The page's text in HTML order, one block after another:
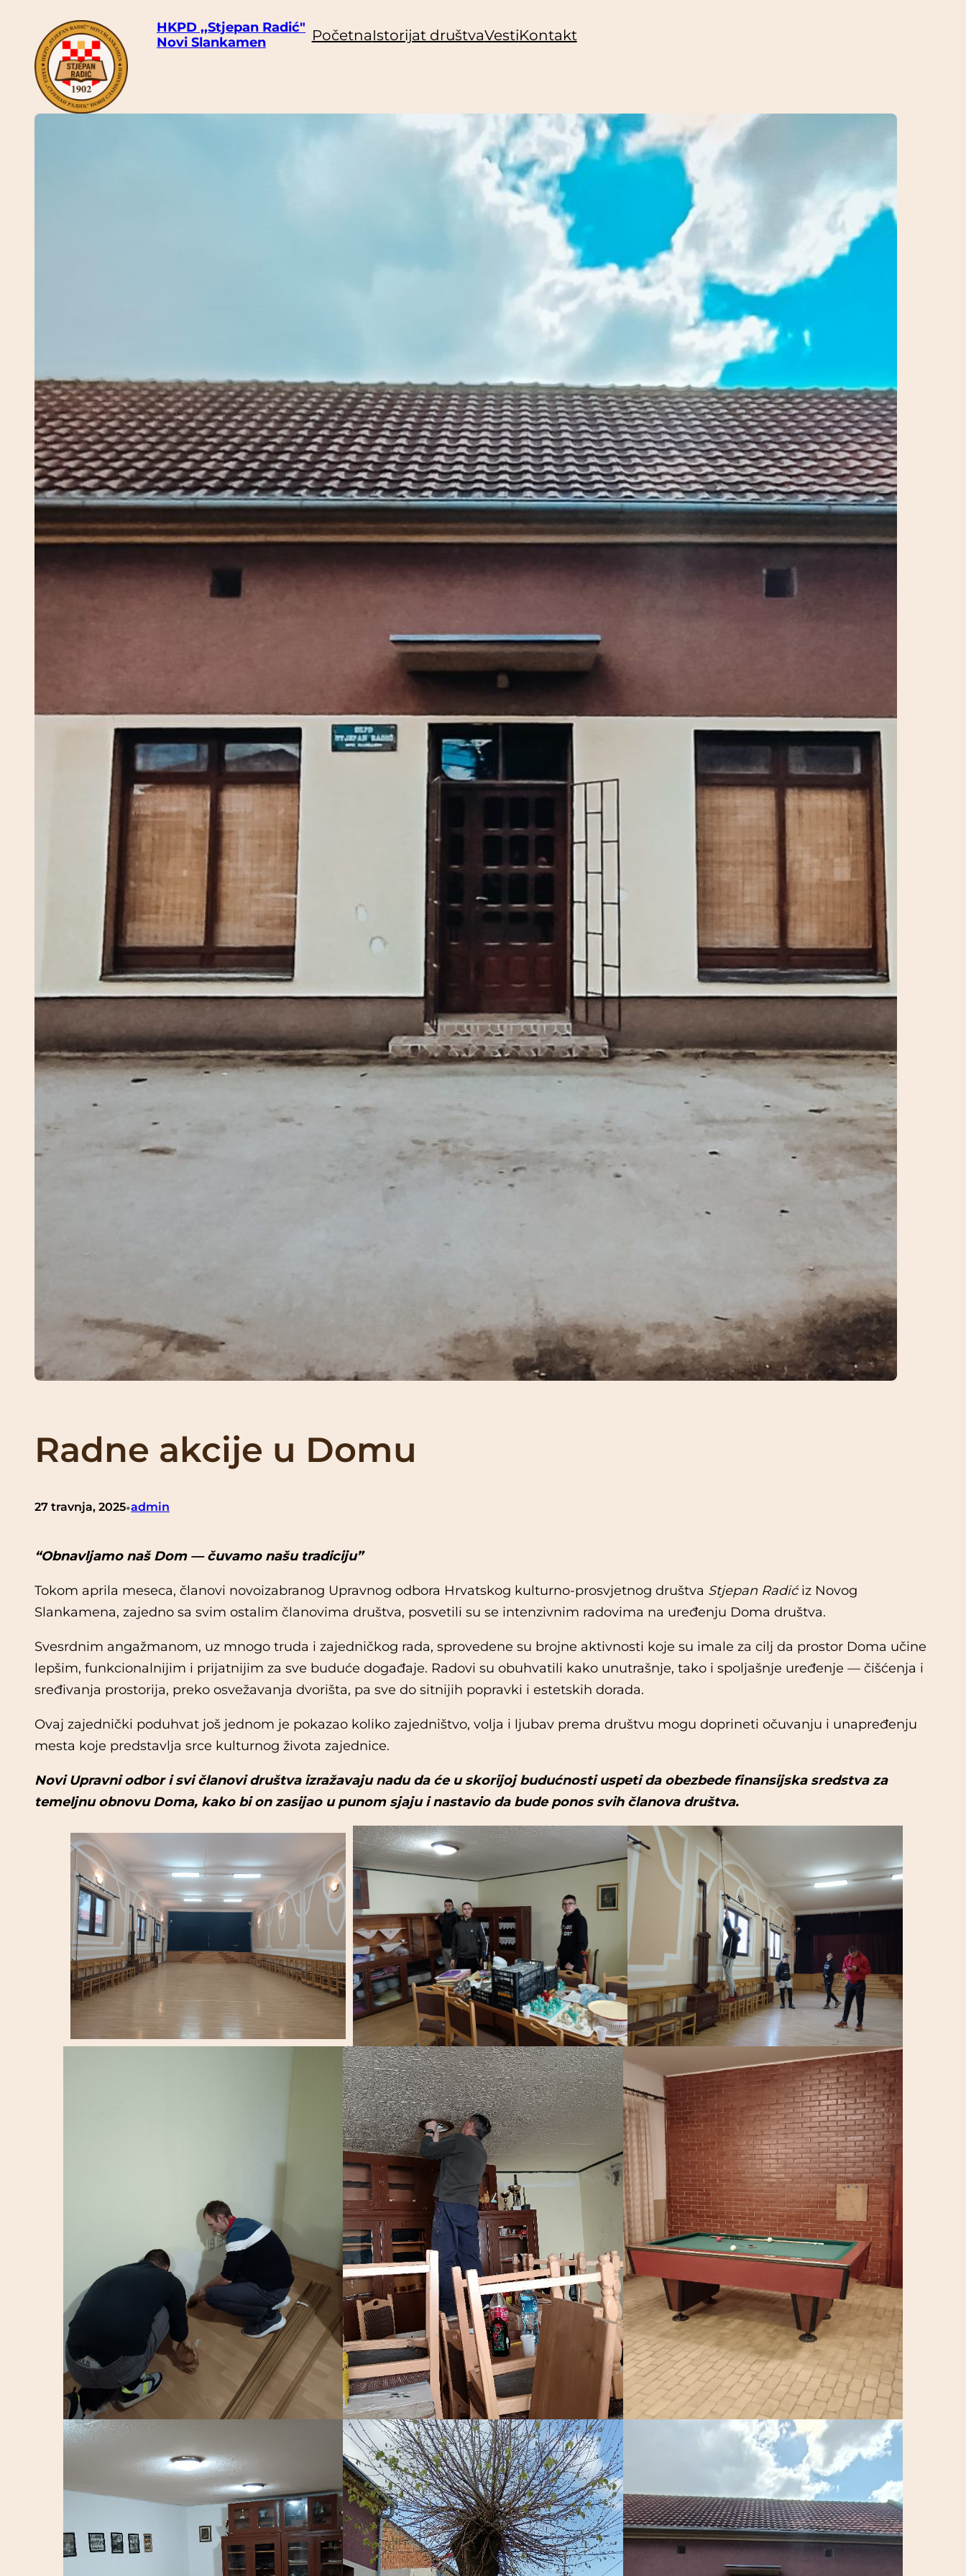
sadržaja
HKPD ,,Stjepan Radić"
Novi Slankamen
PočetnaIstorijat društvaVestiKontakt
Radne akcije u Domu
27 travnja, 2025•admin
“Obnavljamo naš Dom — čuvamo našu tradiciju”
Tokom aprila meseca, članovi novoizabranog Upravnog odbora Hrvatskog kulturno-prosvjetnog društva Stjepan Radićiz Novog
Slankamena, zajedno sa svim ostalim članovima društva, posvetili su se intenzivnim radovima na uređenju Doma društva.
Svesrdnim angažmanom, uz mnogo truda i zajedničkog rada, sprovedene su brojne aktivnosti koje su imale za cilj da prostor Doma učine
lepšim, funkcionalnijim i prijatnijim za sve buduće događaje. Radovi su obuhvatili kako unutrašnje, tako i spoljašnje uređenje — čišćenja i
sređivanja prostorija, preko osvežavanja dvorišta, pa sve do sitnijih popravki i estetskih dorada.
Ovaj zajednički poduhvat još jednom je pokazao koliko zajedništvo, volja i ljubav prema društvu mogu doprineti očuvanju i unapređenju
mesta koje predstavlja srce kulturnog života zajednice.
Novi Upravni odbor i svi članovi društva izražavaju nadu da će u skorijoj budućnosti uspeti da obezbede finansijska sredstva za
temeljnu obnovu Doma, kako bi on zasijao u punom sjaju i nastavio da bude ponos svih članova društva.